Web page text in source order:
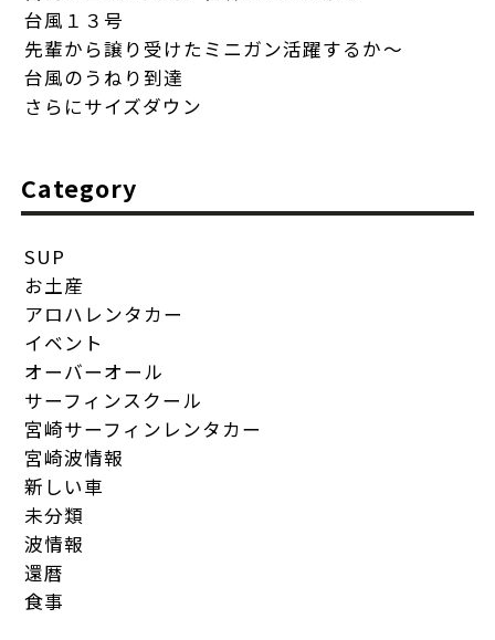
台風１３号
先輩から譲り受けたミニガン活躍するか〜
台風のうねり到達
さらにサイズダウン
Category
SUP
お土産
アロハレンタカー
イベント
オーバーオール
サーフィンスクール
宮崎サーフィンレンタカー
宮崎波情報
新しい車
未分類
波情報
還暦
食事